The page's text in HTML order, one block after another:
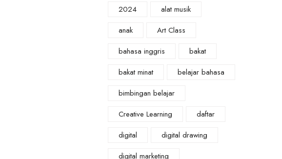
2024
alat musik
anak
Art Class
bahasa inggris
bakat
bakat minat
belajar bahasa
bimbingan belajar
Creative Learning
daftar
digital
digital drawing
digital marketing